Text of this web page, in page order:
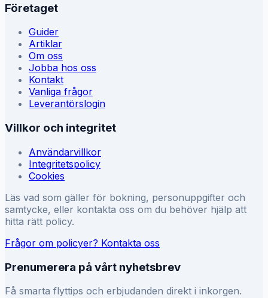
Företaget
Guider
Artiklar
Om oss
Jobba hos oss
Kontakt
Vanliga frågor
Leverantörslogin
Villkor och integritet
Användarvillkor
Integritetspolicy
Cookies
Läs vad som gäller för bokning, personuppgifter och
samtycke, eller kontakta oss om du behöver hjälp att
hitta rätt policy.
Frågor om policyer? Kontakta oss
Prenumerera på vårt nyhetsbrev
Få smarta flyttips och erbjudanden direkt i inkorgen.